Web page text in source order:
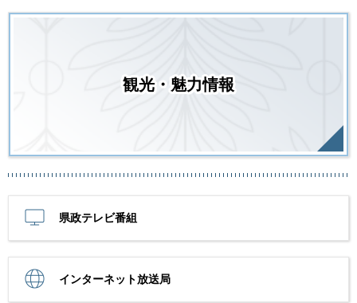
観光・魅力情報
県政テレビ番組
インターネット放送局